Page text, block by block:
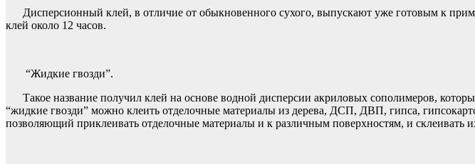
Дисперсионный клей, в отличие от обыкновенного сухого, выпускают уже готовым к
клей около 12 часов.
“Жидкие гвозди”.
Такое название получил клей на основе водной дисперсии акриловых сополимеров,
“жидкие гвозди” можно клеить отделочные материалы из дерева, ДСП, ДВП, гипса,
позволяющий приклеивать отделочные материалы и к различным поверхностям, и склеивать